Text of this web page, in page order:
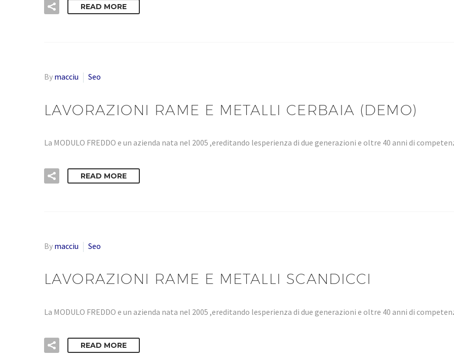
READ MORE
By macciu Seo
LAVORAZIONI RAME E METALLI CERBAIA (DEMO)
La MODULO FREDDO e un azienda nata nel 2005 ,ereditando lesperienza di due generazioni e oltre 40 anni di
READ MORE
By macciu Seo
LAVORAZIONI RAME E METALLI SCANDICCI
La MODULO FREDDO e un azienda nata nel 2005 ,ereditando lesperienza di due generazioni e oltre 40 anni di
READ MORE